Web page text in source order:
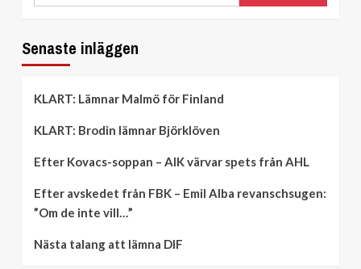
Senaste inläggen
KLART: Lämnar Malmö för Finland
KLART: Brodin lämnar Björklöven
Efter Kovacs-soppan – AIK värvar spets från AHL
Efter avskedet från FBK – Emil Alba revanschsugen:
”Om de inte vill…”
Nästa talang att lämna DIF